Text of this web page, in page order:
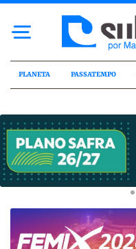
PLANETA PASSATEMPO